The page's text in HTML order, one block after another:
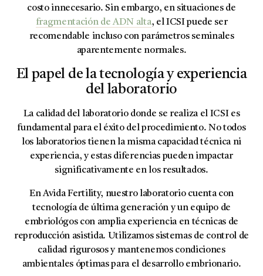
costo innecesario. Sin embargo, en situaciones de
fragmentación de ADN alta, el ICSI puede ser
recomendable incluso con parámetros seminales
aparentemente normales.
El papel de la tecnología y experiencia
del laboratorio
La calidad del laboratorio donde se realiza el ICSI es
fundamental para el éxito del procedimiento. No todos
los laboratorios tienen la misma capacidad técnica ni
experiencia, y estas diferencias pueden impactar
significativamente en los resultados.
En Avida Fertility, nuestro laboratorio cuenta con
tecnología de última generación y un equipo de
embriológos con amplia experiencia en técnicas de
reproducción asistida. Utilizamos sistemas de control de
calidad rigurosos y mantenemos condiciones
ambientales óptimas para el desarrollo embrionario.